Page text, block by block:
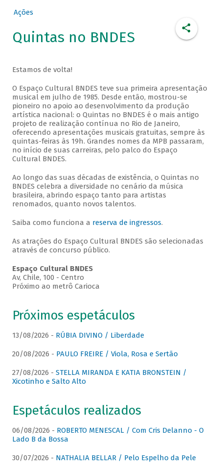
Ações
Quintas no BNDES
Estamos de volta!
O Espaço Cultural BNDES teve sua primeira apresentação
musical em julho de 1985. Desde então, mostrou-se
pioneiro no apoio ao desenvolvimento da produção
artística nacional: o Quintas no BNDES é o mais antigo
projeto de realização contínua no Rio de Janeiro,
oferecendo apresentações musicais gratuitas, sempre às
quintas-feiras às 19h. Grandes nomes da MPB passaram,
no início de suas carreiras, pelo palco do Espaço
Cultural BNDES.
Ao longo das suas décadas de existência, o Quintas no
BNDES celebra a diversidade no cenário da música
brasileira, abrindo espaço tanto para artistas
renomados, quanto novos talentos.
Saiba como funciona a reserva de ingressos.
As atrações do Espaço Cultural BNDES são selecionadas
através de concurso público.
Espaço Cultural BNDES
Av, Chile, 100 - Centro
Próximo ao metrô Carioca
Próximos espetáculos
13/08/2026 - RÚBIA DIVINO / Liberdade
20/08/2026 - PAULO FREIRE / Viola, Rosa e Sertão
27/08/2026 - STELLA MIRANDA E KATIA BRONSTEIN /
Xicotinho e Salto Alto
Espetáculos realizados
06/08/2026 - ROBERTO MENESCAL / Com Cris Delanno - O
Lado B da Bossa
30/07/2026 - NATHALIA BELLAR / Pelo Espelho da Pele